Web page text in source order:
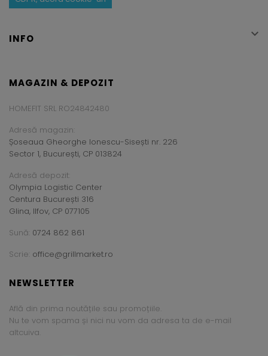
INFO 
MAGAZIN & DEPOZIT
HOMEFIT SRL RO24842480
Adresă magazin:
Șoseaua Gheorghe Ionescu-Sisești nr. 226
Sector 1, București, CP 013824
Adresă depozit:
Olympia Logistic Center
Centura București 316
Glina, Ilfov, CP 077105
Sună: 0724 862 861
Scrie: office@grillmarket.ro
NEWSLETTER
Află din prima noutățile sau promoțiile.
Nu te vom spama și nici nu vom da adresa ta de e-mail
altcuiva.